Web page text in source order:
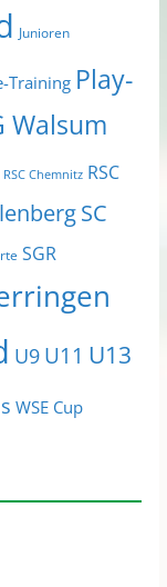
Junioren
Training Play-
Walsum
RSC Chemnitz RSC
SC
SGR
U9 U11 U13
WSE Cup